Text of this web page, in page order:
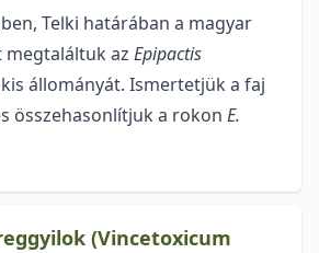
Telki határában a magyar
az Epipactis
kis állományát. Ismertetjük a faj
összehasonlítjuk a rokon E.
(Vincetoxicum